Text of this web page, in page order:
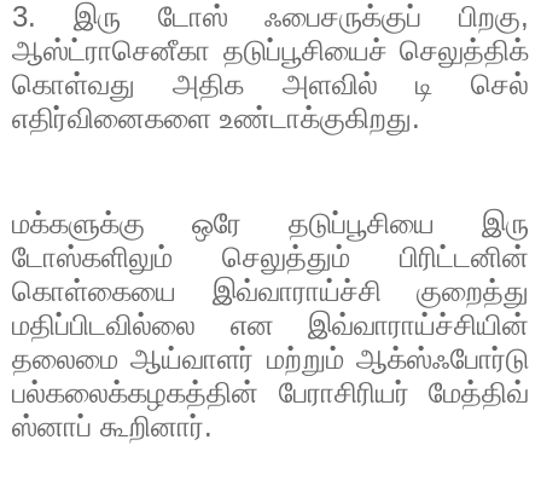
3. இரு டோஸ் ஃபைசருக்குப் பிறகு,
ஆஸ்ட்ராசெனீகா தடுப்பூசியைச் செலுத்திக்
கொள்வது அதிக அளவில் டி செல்
எதிர்வினைகளை உண்டாக்குகிறது.
மக்களுக்கு ஒரே தடுப்பூசியை இரு
டோஸ்களிலும் செலுத்தும் பிரிட்டனின்
கொள்கையை இவ்வாராய்ச்சி குறைத்து
மதிப்பிடவில்லை என இவ்வாராய்ச்சியின்
தலைமை ஆய்வாளர் மற்றும் ஆக்ஸ்ஃபோர்டு
பல்கலைக்கழகத்தின் பேராசிரியர் மேத்திவ்
ஸ்னாப் கூறினார்.